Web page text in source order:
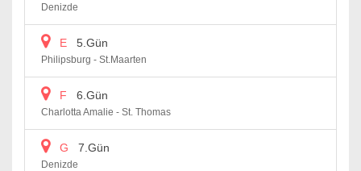
Denizde
E 5.Gün
Philipsburg - St.Maarten
F 6.Gün
Charlotta Amalie - St. Thomas
G 7.Gün
Denizde